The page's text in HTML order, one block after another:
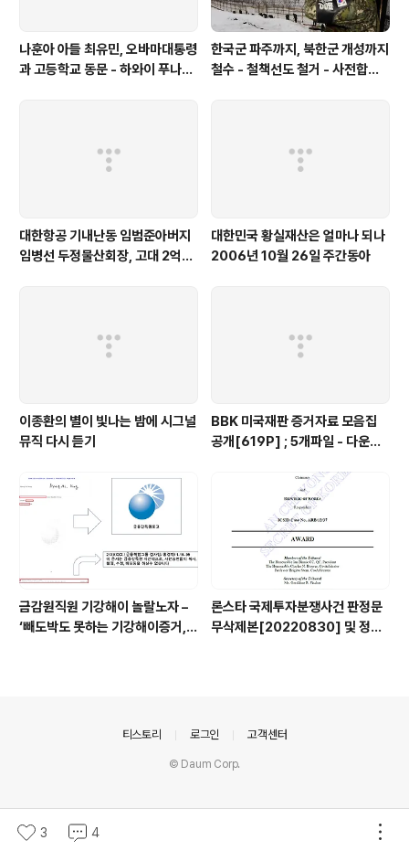
나훈아 아들 최유민, 오바마대통령
과 고등학교 동문 - 하와이 푸나호
한국군 파주까지, 북한군 개성까지
철수 - 철책선도 철거 - 사전합의
대한항공 기내난동 임범준아버지
임병선 두정물산회장, 고대 2억기
대한민국 황실재산은 얼마나 되나
2006년 10월 26일 주간동아
이종환의 별이 빛나는 밤에 시그널
뮤직 다시 듣기
BBK 미국재판 증거자료 모음집
공개[619P] ; 5개파일 - 다운로
금감원직원 기강해이 놀랄노자 –
‘빼도박도 못하는 기강해이증거,
론스타 국제투자분쟁사건 판정문
무삭제본[20220830] 및 정정
3 4
티스토리 로그인 고객센터
© Daum Corp.